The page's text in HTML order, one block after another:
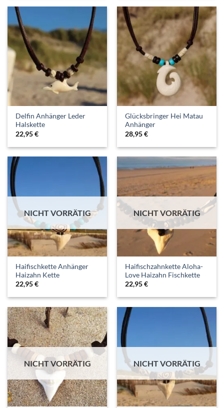
Delfin Anhänger Leder
Halskette
22,95€
Glücksbringer Hei Matau
Anhänger
28,95€
NICHT VORRÄTIG
Haifischkette Anhänger
Haizahn Kette
22,95€
NICHT VORRÄTIG
Haifischzahnkette Aloha-
Love Haizahn Fischkette
22,95€
NICHT VORRÄTIG NICHT VORRÄTIG